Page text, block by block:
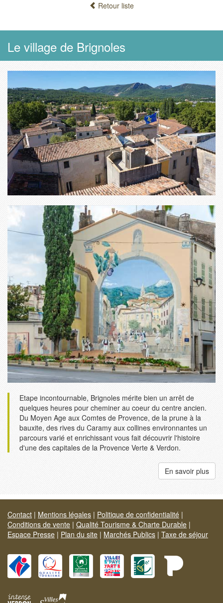
Retour liste
Le village de Brignoles
Etape incontournable, Brignoles mérite bien un arrêt de
quelques heures pour cheminer au coeur du centre ancien.
Du Moyen Age aux Comtes de Provence, de la prune à la
bauxite, des rives du Caramy aux collines environnantes un
parcours varié et enrichissant vous fait découvrir l'histoire
d'une des capitales de la Provence Verte & Verdon.
En savoir plus
Contact | Mentions légales | Politique de confidentialité |
Conditions de vente | Qualité Tourisme & Charte Durable |
Espace Presse | Plan du site | Marchés Publics | Taxe de séjour